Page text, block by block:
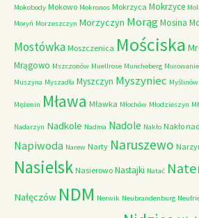
Mokobody Mokowo Mokronos Mokrzyca Mokrzyce
Moryń Morzeszczyn Morzyczyn MorągMosina
Mostówka Moszczenica Mościska
Mrągowo Mszczonów Muellrose Muncheberg
Muszyna Myszadła Myszczyn Myszyniec Myślinów
Mężenin Mława Mławka Młochów Młodzieszyn
Nadarzyn Nadkole Nadma Nadole Nakło Nakło
Napiwoda Narew Narty Naruszewo
Nasielsk Nasierowo Nastajki Natać
Nałęczów NDM Nerwik Neubrandenburg